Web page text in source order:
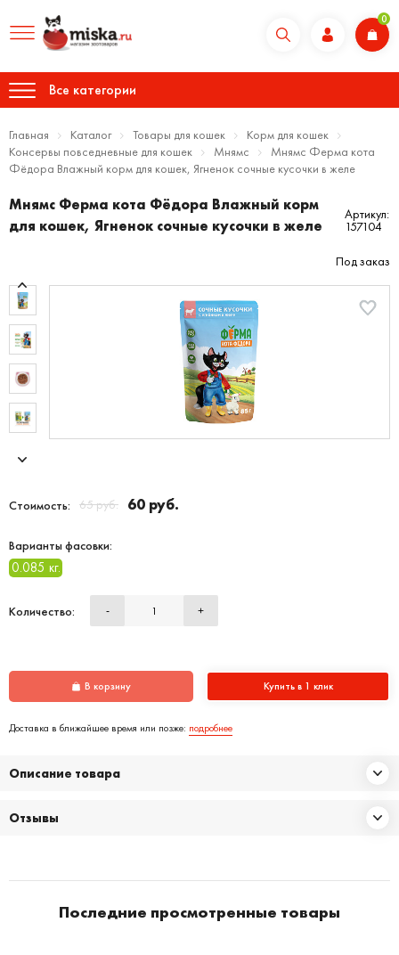
0
Все категории
Главная Каталог Товары для кошек
Корм для кошек
Консервы повседневные для кошек
Мнямс
Мнямс Ферма кота
Фёдора Влажный корм для кошек, Ягненок сочные кусочки в желе
Мнямс Ферма кота Фёдора Влажный корм
для кошек, Ягненок сочные кусочки в желе
Артикул:
157104
Под заказ
Стоимость: 65 руб. 60 руб.
Варианты фасовки:
0.085 кг.
Количество: - +
В корзину Купить в 1 клик
Доставка в ближайшее время или позже: подробнее
Описание товара
Отзывы
Последние просмотренные товары